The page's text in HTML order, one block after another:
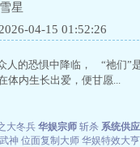
星
04-15 01:52:26
人的恐惧中降临， “祂们”
体内生长出爱，便甘愿...
大冬兵 华娱宗师 斩杀 系统供
神 位面复制大师 华娱特效大亨